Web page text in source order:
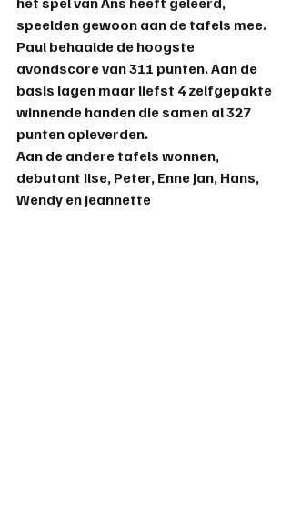
speelden gewoon aan de tafels mee.
Paul behaalde de hoogste
avondscore van 311 punten. Aan de
basis lagen maar liefst 4 zelfgepakte
winnende handen die samen al 327
punten opleverden.
Aan de andere tafels wonnen,
debutant Ilse, Peter, Enne Jan, Hans,
Wendy en Jeannette